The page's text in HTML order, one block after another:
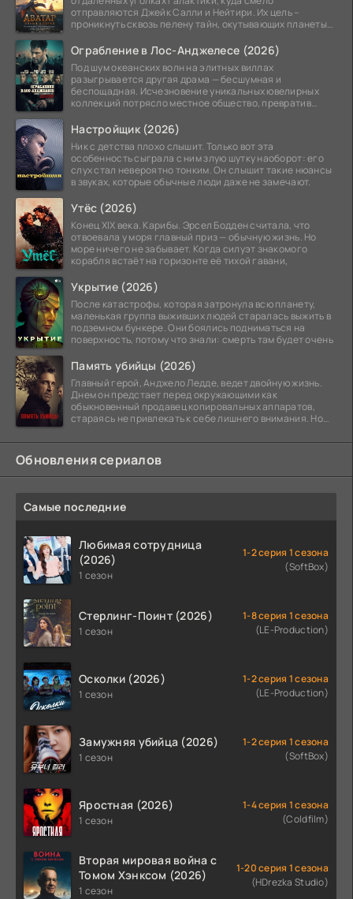
отправляются Джейк Салли и Нейтири. Их цель –
проникнуть сквозь пелену тайн, окутывающих планеты
Ограбление в Лос-Анджелесе (2026)
Под шум океанских волн на элитных виллах
разыгрывается другая драма — бесшумная и
беспощадная. Исчезновение уникальных ювелирных
коллекций потрясло местное общество, превратив
Настройщик (2026)
Ник с детства плохо слышит. Только вот эта
особенность сыграла с ним злую шутку наоборот: его
слух стал невероятно тонким. Он слышит такие нюансы
в звуках, которые обычные люди даже не замечают.
Утёс (2026)
Конец XIX века. Карибы. Эрсел Бодден считала, что
отвоевала у моря главный приз — обычную жизнь. Но
море ничего не забывает. Когда силуэт знакомого
корабля встаёт на горизонте её тихой гавани,
Укрытие (2026)
После катастрофы, которая затронула всю планету,
маленькая группа выживших людей старалась выжить в
подземном бункере. Они боялись подниматься на
поверхность, потому что знали: смерть там будет очень
Память убийцы (2026)
Главный герой, Анджело Ледде, ведет двойную жизнь.
Днем он предстает перед окружающими как
обыкновенный продавец копировальных аппаратов,
стараясь не привлекать к себе лишнего внимания. Но
Обновления сериалов
Самые последние
Любимая сотрудница
(2026)
1 сезон
1-2 серия 1 сезона
(SoftBox)
Стерлинг-Поинт (2026)
1 сезон
1-8 серия 1 сезона
(LE-Production)
Осколки (2026)
1 сезон
1-2 серия 1 сезона
(LE-Production)
Замужняя убийца (2026)
1 сезон
1-2 серия 1 сезона
(SoftBox)
Яростная (2026)
1 сезон
1-4 серия 1 сезона
(Coldfilm)
Вторая мировая война с
Томом Хэнксом (2026)
1 сезон
1-20 серия 1 сезона
(HDrezka Studio)